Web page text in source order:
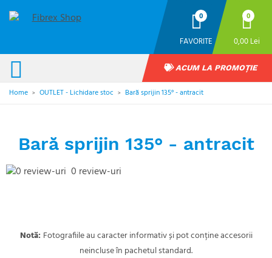
FAVORITE
0 0
0,00 Lei
ACUM LA PROMOȚIE
Home > OUTLET - Lichidare stoc > Bară sprijin 135° - antracit
Bară sprijin 135° - antracit
0 review-uri
Notă: Fotografiile au caracter informativ și pot conține accesorii
neincluse în pachetul standard.